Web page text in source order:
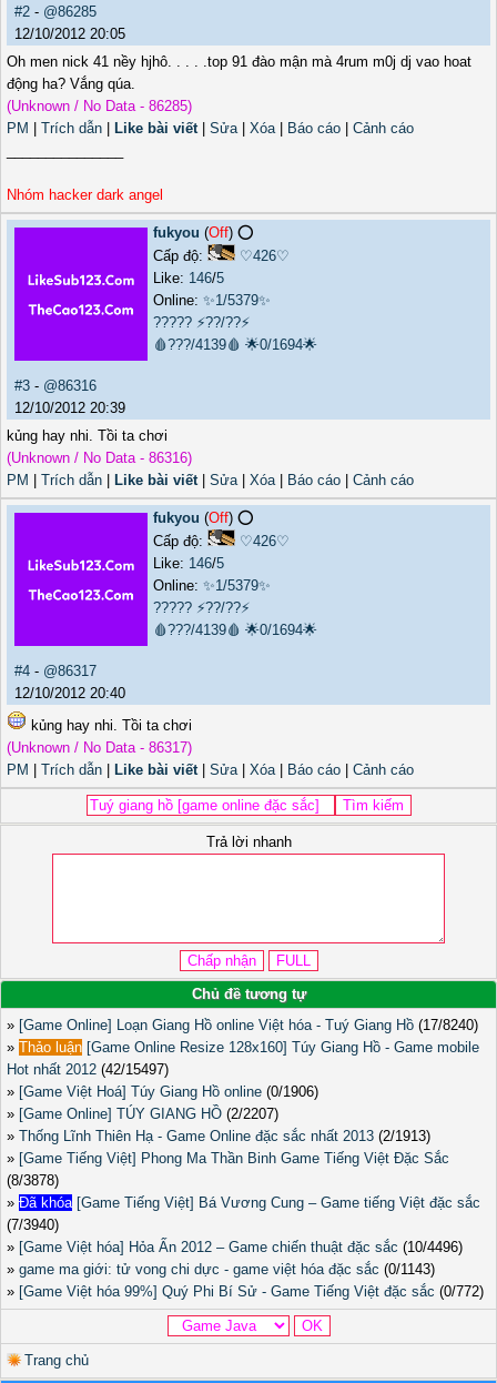
#2 - @86285
12/10/2012 20:05
Oh men nick 41 nềy hjhô. . . . .top 91 đào mận mà 4rum m0j dj vao hoat
động ha? Vắng qúa.
(Unknown / No Data - 86285)
PM
Trích dẫn Like bài viết| Sửa| Xóa| Báo cáo
Cảnh cáo
Nhóm hacker dark angel
fukyou (Off) ⭕️
Cấp độ:
♡426♡
Like: 146/5
Online: ✨1/5379✨
????? ⚡??/??⚡
🩸???/4139🩸 🌟0/1694🌟
#3 - @86316
12/10/2012 20:39
kủng hay nhi. Tồi ta chơi
(Unknown / No Data - 86316)
PM
Trích dẫn Like bài viết| Sửa| Xóa| Báo cáo Cảnh cáo
fukyou (Off) ⭕️
Cấp độ:
♡426♡
Like: 146/5
Online: ✨1/5379✨
????? ⚡??/??⚡
🩸???/4139🩸 🌟0/1694🌟
#4 - @86317
12/10/2012 20:40
kủng hay nhi. Tồi ta chơi
(Unknown / No Data - 86317)
PM
Trích dẫn Like bài viết| Sửa| Xóa| Báo cáo Cảnh cáo
Trả lời nhanh
Chủ đề tương tự
» [Game Online] Loạn Giang Hồ online Việt hóa - Tuý Giang Hồ (17/8240)
» Thảo luận [Game Online Resize 128x160] Túy Giang Hồ - Game mobile
Hot nhất 2012 (42/15497)
» [Game Việt Hoá] Túy Giang Hồ online (0/1906)
» [Game Online] TÚY GIANG HỒ (2/2207)
» Thống Lĩnh Thiên Hạ - Game Online đặc sắc nhất 2013 (2/1913)
» [Game Tiếng Việt] Phong Ma Thần Binh Game Tiếng Việt Đặc Sắc
(8/3878)
» Đã khóa [Game Tiếng Việt] Bá Vương Cung – Game tiếng Việt đặc sắc
(7/3940)
» [Game Việt hóa] Hỏa Ấn 2012 – Game chiến thuật đặc sắc (10/4496)
» game ma giới: tử vong chi dực - game việt hóa đặc sắc (0/1143)
» [Game Việt hóa 99%] Quý Phi Bí Sử - Game Tiếng Việt đặc sắc (0/772)
Trang chủ